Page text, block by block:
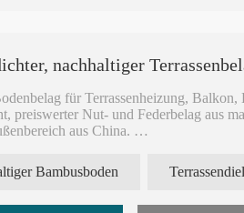
nachhaltiger
für Terrassenheizung,
preiswerter Nut- und Federbelag aus
aus China.
gefertigter karbonisierter
geriffeltem Oberflächendesign. Das
Bambusboden